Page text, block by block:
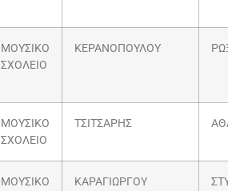
ΜΟΥΣΙΚΟ
ΣΧΟΛΕΙΟ
ΚΕΡΑΝΟΠΟΥΛΟΥ
ΜΟΥΣΙΚΟ
ΣΧΟΛΕΙΟ
ΤΣΙΤΣΑΡΗΣ
ΜΟΥΣΙΚΟ
ΚΑΡΑΓΙΩΡΓΟΥ